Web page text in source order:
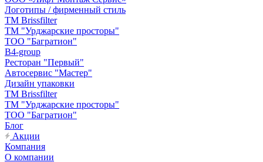
Логотипы / фирменный стиль
TM Brissfilter
ТМ "Урджарские просторы"
ТОО "Багратион"
B4-group
Ресторан "Первый"
Автосервис "Мастер"
Дизайн упаковки
TM Brissfilter
ТМ "Урджарские просторы"
ТОО "Багратион"
Блог
Акции
Компания
О компании